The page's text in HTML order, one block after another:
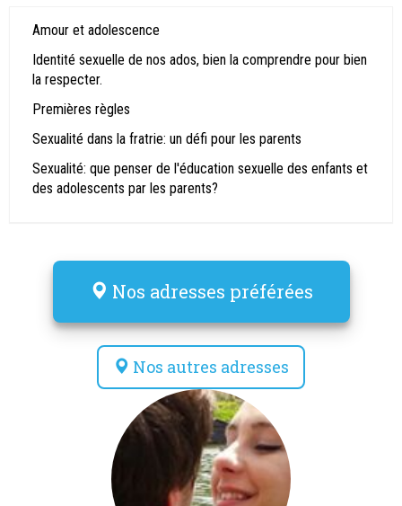
Amour et adolescence
Identité sexuelle de nos ados, bien la comprendre pour bien
la respecter.
Premières règles
Sexualité dans la fratrie: un défi pour les parents
Sexualité: que penser de l'éducation sexuelle des enfants et
des adolescents par les parents?
Nos adresses préférées
Nos autres adresses